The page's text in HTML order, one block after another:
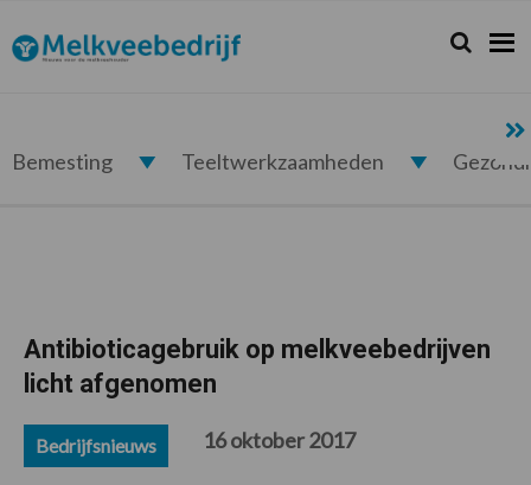
de
hoofdnavigatie
de
hoofd
de
eerste
de
voettekst
Melkveebedrijf.nl Zoeken...
Zoek
Bemesting Teeltwerkzaamheden
Antibioticagebruik op melkveebedrijven
licht afgenomen
Bedrijfsnieuws 16 oktober 2017